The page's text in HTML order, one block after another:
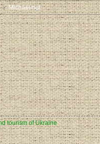
Michaelmut
tourism of Ukraine